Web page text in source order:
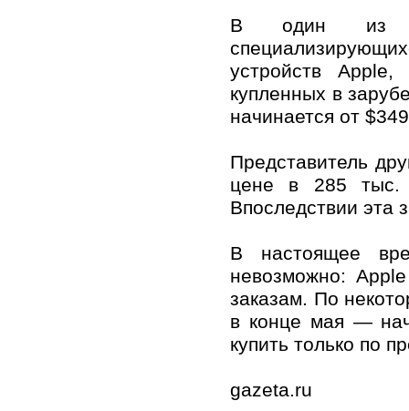
В один из
устройств
купленных в
начинается от
Представитель
цене в 285 тыс.
Впоследствии эта
В настоящее
невозможно:
заказам. По
в конце мая —
купить только по
gazeta.ru